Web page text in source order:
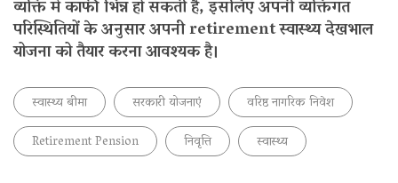
व्यक्ति में काफी भिन्न हो सकती है, इसलिए अपनी व्यक्तिगत
परिस्थितियों के अनुसार अपनी retirement स्वास्थ्य देखभाल
योजना को तैयार करना आवश्यक है।
स्वास्थ्य बीमा सरकारी योजनाएं
वरिष्ठ नागरिक निवेश
Retirement Pension
निवृत्ति स्वास्थ्य